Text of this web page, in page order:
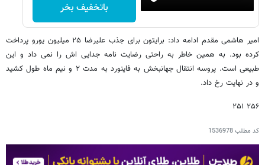
باتخفیف بخر
امیر هاشمی مقدم ادامه داد: برایتون برای جذب علیرضا ۲۵ میلیون یورو پرداخت
کرده بود. به همین خاطر به راحتی رضایت نامه جدایی اش را نمی داد و این
طبیعی است. پروسه انتقال جهانبخش به فاینورد به مدت ۲ و نیم ماه طول کشید
و در نهایت رخ داد.
۲۵۶ ۲۵۱
کد مطلب1536978